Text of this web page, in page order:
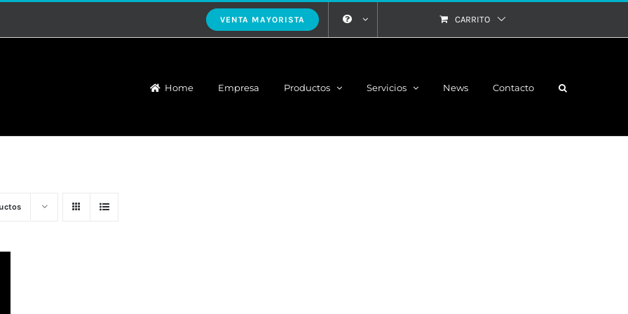
VENTA MAYORISTA CARRITO
Home Empresa Productos Servicios News Contacto